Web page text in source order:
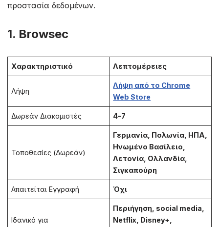
προστασία δεδομένων.
1. Browsec
Χαρακτηριστικό Λεπτομέρειες
Λήψη
Λήψη από το Chrome
Web Store
Δωρεάν Διακομιστές 4–7
Τοποθεσίες (Δωρεάν)
Γερμανία, Πολωνία, ΗΠΑ,
Ηνωμένο Βασίλειο,
Λετονία, Ολλανδία,
Σιγκαπούρη
Απαιτείται Εγγραφή Όχι
Ιδανικό για
Περιήγηση, social media,
Netflix, Disney+,